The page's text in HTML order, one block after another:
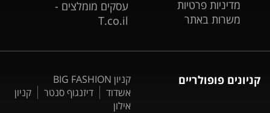
מדיניות פרטיות
משרות באתר
עסקים מומלצים -
T.co.il
קניונים פופולריים
קניון BIG FASHION
אשדוד
דיזנגוף סנטר
קניון
אילון